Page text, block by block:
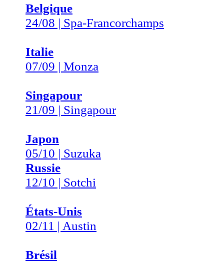
Belgique
24/08 | Spa-Francorchamps
Italie
07/09 | Monza
Singapour
21/09 | Singapour
Japon
05/10 | Suzuka
Russie
12/10 | Sotchi
États-Unis
02/11 | Austin
Brésil